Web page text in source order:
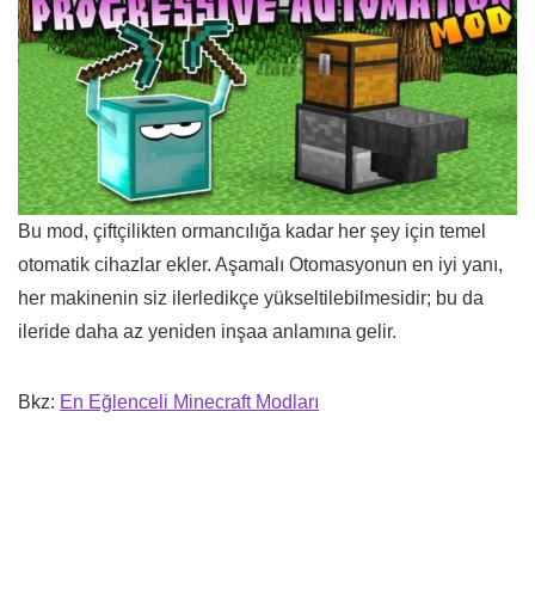
Bu mod, çiftçilikten ormancılığa kadar her şey için temel
otomatik cihazlar ekler. Aşamalı Otomasyonun en iyi yanı,
her makinenin siz ilerledikçe yükseltilebilmesidir; bu da
ileride daha az yeniden inşaa anlamına gelir.
Bkz: En Eğlenceli Minecraft Modları